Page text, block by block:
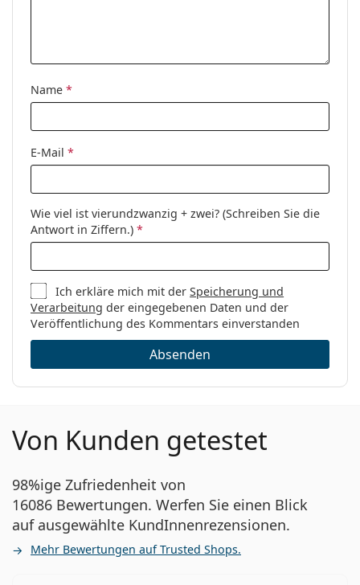
Name *
E-Mail *
Wie viel ist vierundzwanzig + zwei? (Schreiben Sie die
Antwort in Ziffern.) *
Ich erkläre mich mit derSpeicherung und
Verarbeitung der eingegebenen Daten und der
Veröffentlichung des Kommentars einverstanden
Absenden
Von Kunden getestet
98%ige Zufriedenheit von
16086 Bewertungen. Werfen Sie einen Blick
auf ausgewählte KundInnenrezensionen.
Mehr Bewertungen auf Trusted Shops.